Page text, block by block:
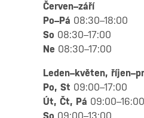
Červen–září
Po–Pá 08:30–18:00
So 08:30–17:00
Ne 08:30–17:00
Leden–květen,
Po, St 09:00–17:00
Út, Čt, Pá 09:00–16:00